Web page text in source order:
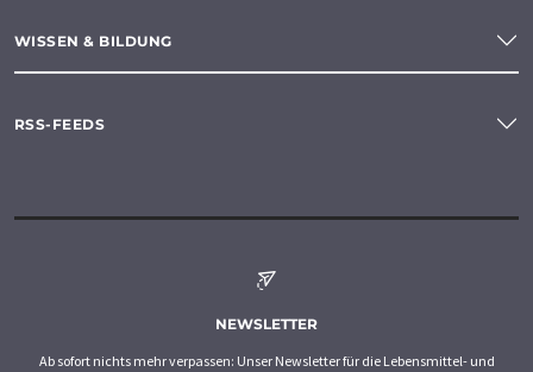
WISSEN & BILDUNG
RSS-FEEDS
NEWSLETTER
Ab sofort nichts mehr verpassen: Unser Newsletter für die Lebensmittel- und